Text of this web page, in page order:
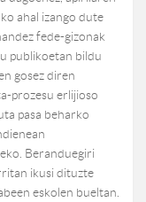
ahal izango dute
fede-gizonak
publikoetan bildu
gosez diren
prozesu erlijioso
pasa beharko
Beranduegiri
ikusi dituzte
eskolen bueltan.